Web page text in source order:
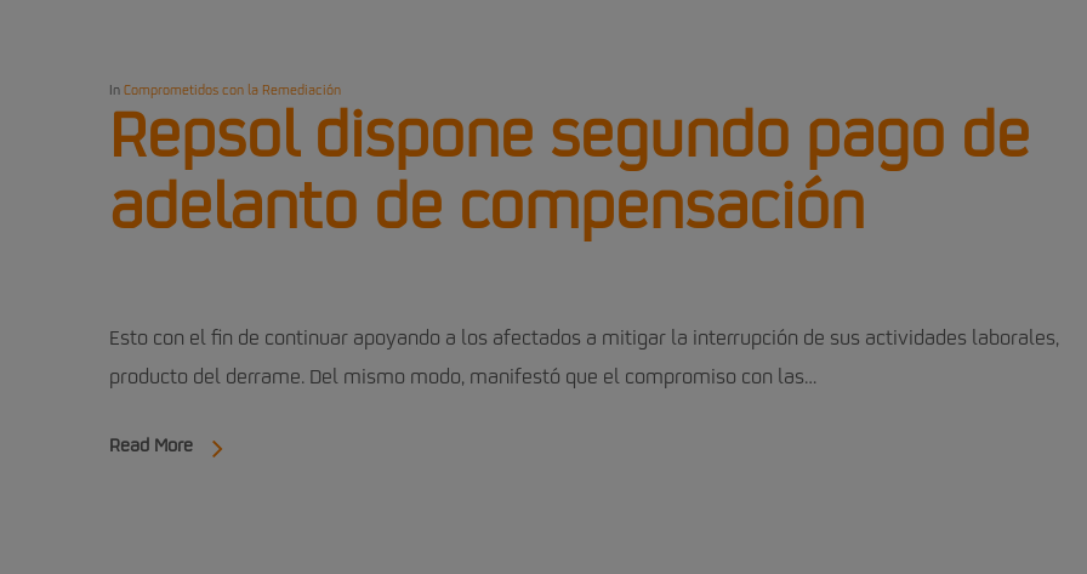
In Comprometidos con la Remediación
Repsol dispone segundo pago de
adelanto de compensación
Esto con el fin de continuar apoyando a los afectados a mitigar la interrupción de sus actividades laborales,
producto del derrame. Del mismo modo, manifestó que el compromiso con las…
Read More